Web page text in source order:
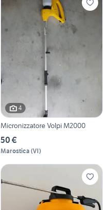
4
Micronizzatore Volpi M2000
50 €
Marostica (VI)